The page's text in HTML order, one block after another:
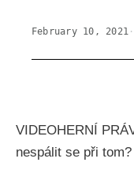
February 10, 2021 ·
VIDEOHERNÍ
nespálit se při tom?